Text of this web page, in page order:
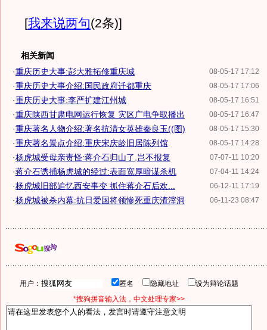
[我来说两句(2条)]
相关新闻
08-05-17 17:12
·重庆历史大事:彭大雅拓修重庆城
08-05-17 17:06
·重庆历史大事介绍:国民政府迁都重庆
08-05-17 16:51
·重庆历史大事:李严扩建江州城
08-05-17 16:47
·重庆陕西甘肃电网运行恢复 灾区广电争取播出
08-05-17 15:30
·重庆著名人物介绍:著名抗清女英雄秦良玉((图)
08-05-17 14:28
·重庆著名景点介绍:重庆宋庆龄旧居陈列馆
07-07-11 10:20
·杨虎城受母亲责怪:蒋介石归山了,岂不报复
07-04-11 14:24
·蒋介石诱捕杨虎城的经过:表面宽厚暗谋杀机
06-12-11 17:19
·杨虎城旧部追忆西安事变 抓住蒋介石后欢...
06-11-23 08:47
·杨虎城被杀内幕:抗日爱国将领惨死重庆渣滓洞
用户： 匿名 隐藏地址
设为辩论话题
*搜狗拼音输入法，中文处理专家>>